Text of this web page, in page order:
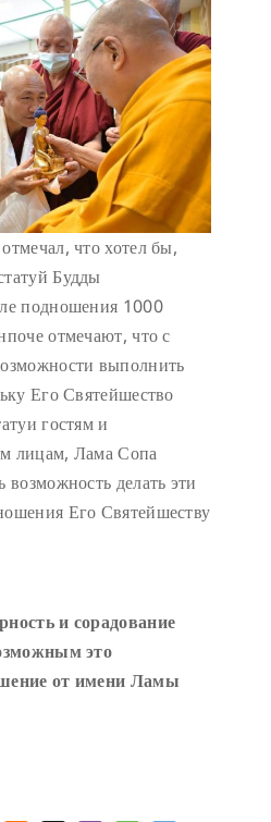
что хотел бы,
Будды
подношения 1000
отмечают, что с
выполнить
Его Святейшество
гостям и
лицам, Лама Сопа
возможность делать эти
Его Святейшеству
и сорадование
это
от имени Ламы